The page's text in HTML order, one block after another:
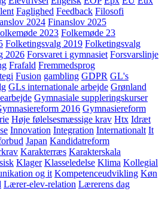
Faglighed Feedback Filosofi
2024 Finanslov 2025
2023 Folkemøde 23
Folketingsvalg 2019 Folketingsvalg
2026 Forsvaret i gymnasiet Forsvarslinje
Frafald Fremmedsprog
Fusion gambling GDPR GL's
GLs internationale arbejde Grønland
Gymnasiale suppleringskurser
2016 Gymnasiereform
Høje følelsesmæssige krav Htx Idræt
Innovation Integration Internationalt It
Japan Kandidatreform
Karakterræs Karakterskala
Klager Klasseledelse Klima Kollegial
og it Kompetenceudvikling Køn
Lærer-elev-relation Lærerens dag